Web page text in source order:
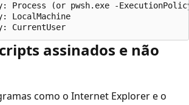
Process (or pwsh.exe -
LocalMachine
assinados e não
como o Internet Explorer e o